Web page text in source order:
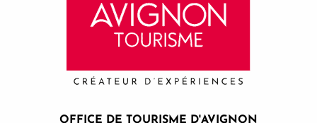
OFFICE DE TOURISME D'AVIGNON